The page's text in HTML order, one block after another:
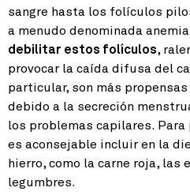
sangre hasta los folículos
a menudo denominada
debilitar estos folículos,
provocar la caída difusa del
particular, son más
debido a la secreción
los problemas capilares.
es aconsejable incluir en la
hierro, como la carne roja, las
legumbres.